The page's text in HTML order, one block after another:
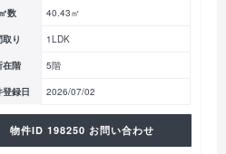
㎡数 40.43㎡
取り 1LDK
在階 5階
登録日 2026/07/02
物件ID 198250 お問い合わせ